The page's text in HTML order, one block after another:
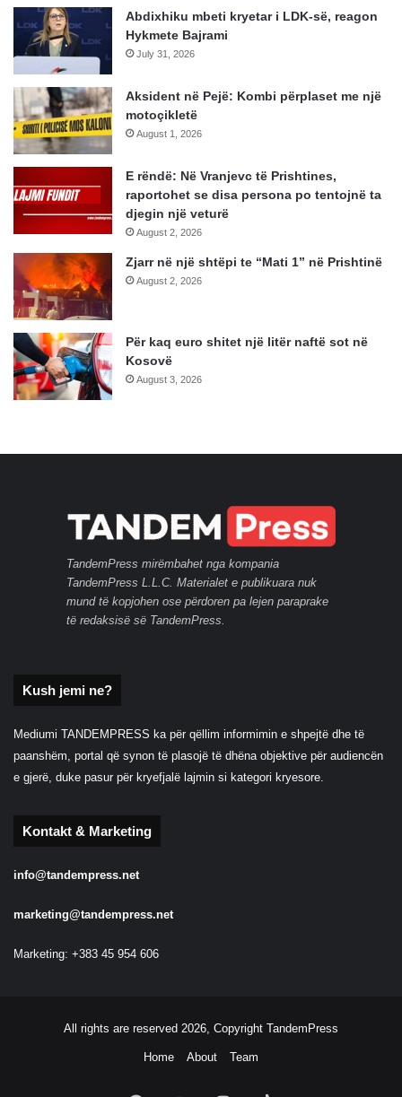
Abdixhiku mbeti kryetar i LDK-së, reagon
Hykmete Bajrami
July 31, 2026
Aksident në Pejë: Kombi përplaset me një
motoçikletë
August 1, 2026
E rëndë: Në Vranjevc të Prishtines,
raportohet se disa persona po tentojnë ta
djegin një veturë
August 2, 2026
Zjarr në një shtëpi te “Mati 1” në Prishtinë
August 2, 2026
Për kaq euro shitet një litër naftë sot në
Kosovë
August 3, 2026
TandemPress mirëmbahet nga kompania
TandemPress L.L.C. Materialet e publikuara nuk
mund të kopjohen ose përdoren pa lejen paraprake
të redaksisë së TandemPress.
Kush jemi ne?
Mediumi TANDEMPRESS ka për qëllim informimin e shpejtë dhe të
paanshëm, portal që synon të plasojë të dhëna objektive për audiencën
e gjerë, duke pasur për kryefjalë lajmin si kategori kryesore.
Kontakt & Marketing
info@tandempress.net
marketing@tandempress.net
Marketing: +383 45 954 606
All rights are reserved 2026, Copyright TandemPress
Home About Team